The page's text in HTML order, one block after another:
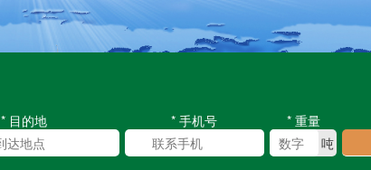
* 目的地 * 手机号
* 重量
吨